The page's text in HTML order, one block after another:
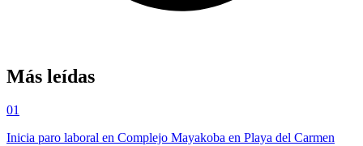
Más leídas
01
Inicia paro laboral en Complejo Mayakoba en Playa del Carmen